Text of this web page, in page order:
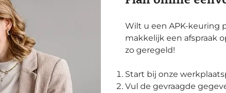
Wilt u een APK-keuring
makkelijk een afspraak
zo geregeld!
Start bij onze
Vul de gevraagde